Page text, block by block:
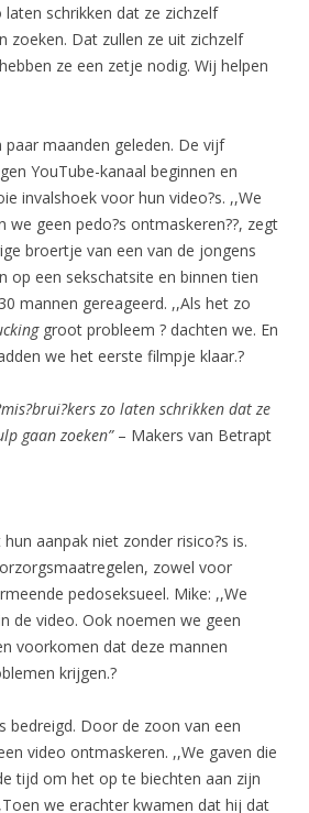
schrikken dat ze zichzelf
zoeken. Dat zullen ze uit zichzelf
ze een zetje nodig. Wij helpen
maanden geleden. De vijf
YouTube-kanaal beginnen en
invalshoek voor hun video?s. ,,We
we geen pedo?s ontmaskeren??, zegt
broertje van een van de jongens
op een sekschatsite en binnen tien
mannen gereageerd. ,,Als het zo
groot probleem ? dachten we. En
we het eerste filmpje klaar.?
zo laten schrikken dat ze
gaan zoeken”– Makers van Betrapt
aanpak niet zonder risico?s is.
zowel voor
pedoseksueel. Mike: ,,We
de video. Ook noemen we geen
voorkomen dat deze mannen
krijgen.?
bedreigd. Door de zoon van een
video ontmaskeren. ,,We gaven die
tijd om het op te biechten aan zijn
we erachter kwamen dat hij dat